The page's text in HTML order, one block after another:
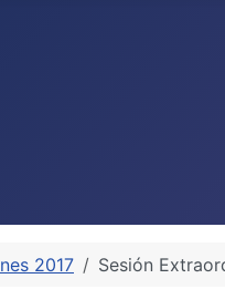
2017 Sesión